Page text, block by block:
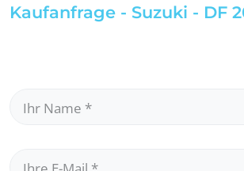
Kaufanfrage - Suzuki - DF
Ihr Name
Ihre E-Mail*